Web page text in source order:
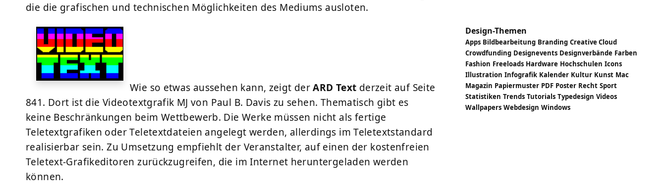
die die grafischen und technischen Möglichkeiten des Mediums ausloten.
Wie so etwas aussehen kann, zeigt derARD Text derzeit auf Seite
841. Dort ist die Videotextgrafik MJ von Paul B. Davis zu sehen. Thematisch gibt es
keine Beschränkungen beim Wettbewerb. Die Werke müssen nicht als fertige
Teletextgrafiken oder Teletextdateien angelegt werden, allerdings im Teletextstandard
realisierbar sein. Zu Umsetzung empfiehlt der Veranstalter, auf einen der kostenfreien
Teletext-Grafikeditoren zurückzugreifen, die im Internet heruntergeladen werden
können.
Design-Themen
Apps Bildbearbeitung Branding Creative Cloud
Crowdfunding Designevents Designverbände Farben
Fashion Freeloads Hardware Hochschulen Icons
Illustration Infografik Kalender Kultur Kunst Mac
Magazin Papiermuster PDF Poster Recht Sport
Statistiken Trends Tutorials Typedesign Videos
Wallpapers Webdesign Windows